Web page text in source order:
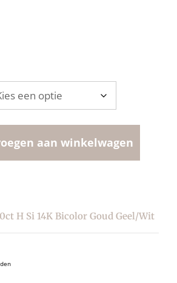
aan winkelwagen
H Si 14K Bicolor Goud Geel/wit